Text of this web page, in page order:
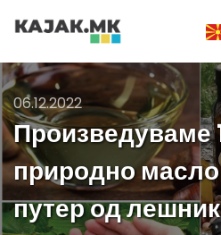
06.12.2022
Произведуваме
природно
путер од лешник